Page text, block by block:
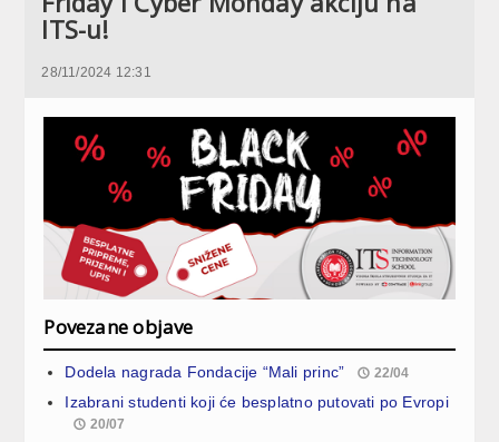
ITS-u!
28/11/2024 12:31
Povezane objave
Dodela nagrada Fondacije “Mali princ” 22/04
Izabrani studenti koji će besplatno putovati po Evropi
20/07